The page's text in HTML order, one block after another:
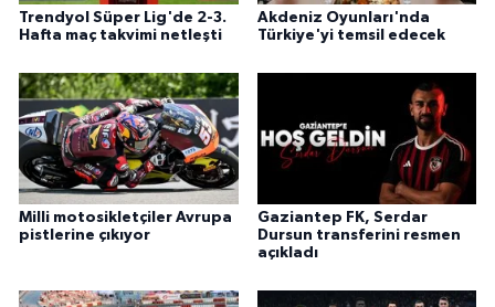
Trendyol Süper Lig'de 2-3.
Hafta maç takvimi netleşti
Akdeniz Oyunları'nda
Türkiye'yi temsil edecek
Milli motosikletçiler Avrupa
pistlerine çıkıyor
Gaziantep FK, Serdar
Dursun transferini resmen
açıkladı